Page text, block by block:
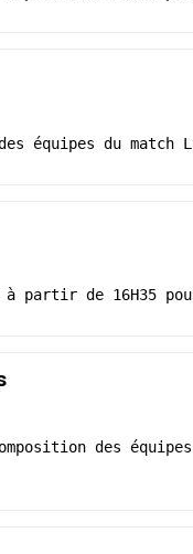
équipes du
partir de 16H35
des